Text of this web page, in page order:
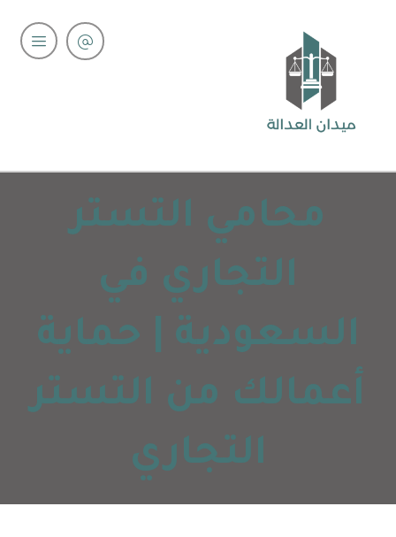
محامي التستر
التجاري في
السعودية | حماية
أعمالك من التستر
التجاري